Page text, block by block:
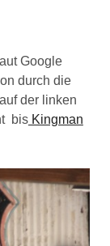
Google
durch die
der linken
bisKingman